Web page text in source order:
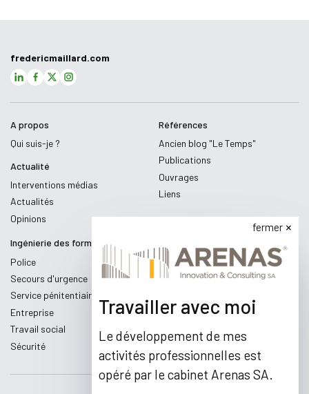
fredericmaillard.com
A propos
Qui suis-je ?
Actualité
Interventions médias
Actualités
Opinions
Références
Ancien blog "Le Temps"
Publications
Ouvrages
Liens
Ingénierie des formations
Police
Secours d'urgence
Service pénitentiaire
Entreprise
Travail social
Sécurité
fermer
Travailler avec moi
Le développement de mes
activités professionnelles est
opéré par le cabinet Arenas SA.